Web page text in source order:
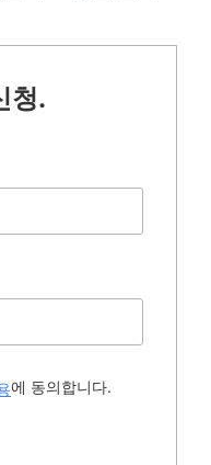
청.
에 동의합니다.